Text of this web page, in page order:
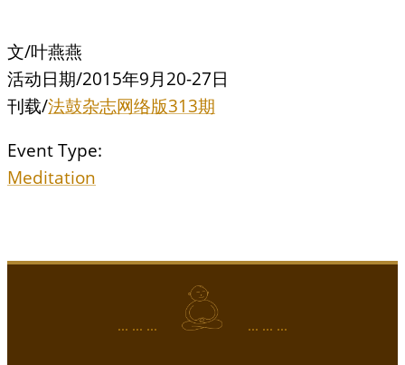
文/叶燕燕
活动日期/2015年9月20-27日
刊载/法鼓杂志网络版313期
Event Type:
Meditation
... ... ... ... ... ...